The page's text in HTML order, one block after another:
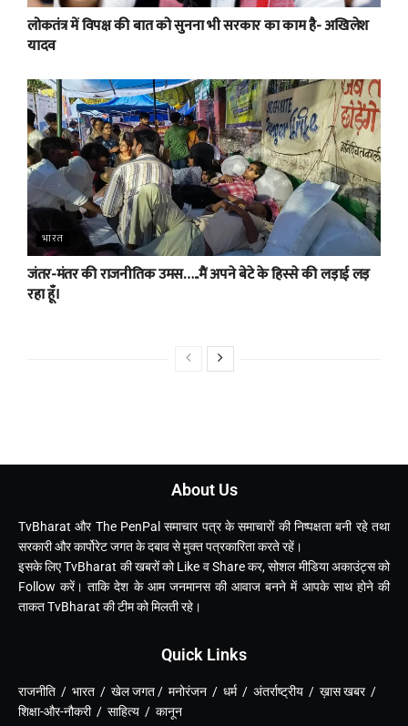
लोकतंत्र में विपक्ष की बात को सुनना भी सरकार का काम है- अखिलेश
यादव
भारत
जंतर-मंतर की राजनीतिक उमस…..मैं अपने बेटे के हिस्से की लड़ाई लड़
रहा हूँ।
About Us
TvBharat और The PenPal समाचार पत्र के समाचारों की निष्पक्षता बनी रहे तथा
सरकारी और कार्पोरेट जगत के दबाव से मुक्त पत्रकारिता करते रहें।
इसके लिए TvBharat की खबरों को Like व Share कर, सोशल मीडिया अकाउंट्स को
Follow करें। ताकि देश के आम जनमानस की आवाज बनने में आपके साथ होने की
ताकत TvBharat की टीम को मिलती रहे।
Quick Links
राजनीति / भारत / खेल जगत / मनोरंजन / धर्म / अंतर्राष्ट्रीय / ख़ास खबर /
शिक्षा-और-नौकरी / साहित्य / कानून